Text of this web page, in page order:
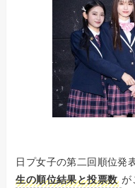
日プ女子の第二回順位発
生の順位結果と投票数 が